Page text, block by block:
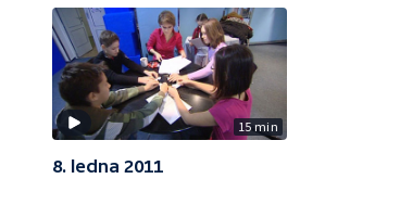
15 min
8. ledna 2011